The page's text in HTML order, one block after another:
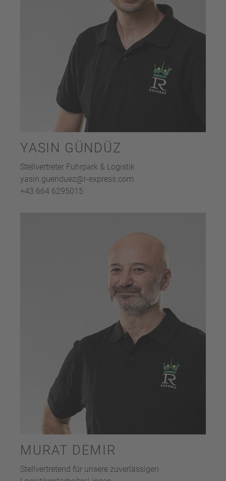
YASIN GÜNDÜZ
Stellvertreter Fuhrpark & Logistik
yasin.guenduez@r-express.com
+43 664 6295015
MURAT DEMIR
Stellvertretend für unsere zuverlässigen